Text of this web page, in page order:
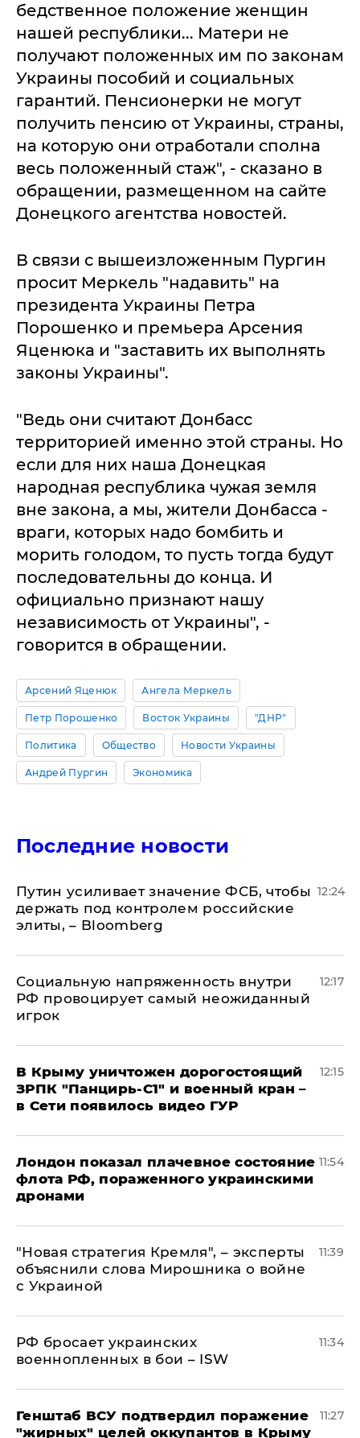
бедственное положение женщин
нашей республики... Матери не
получают положенных им по законам
Украины пособий и социальных
гарантий. Пенсионерки не могут
получить пенсию от Украины, страны,
на которую они отработали сполна
весь положенный стаж", - сказано в
обращении, размещенном на сайте
Донецкого агентства новостей.
В связи с вышеизложенным Пургин
просит Меркель "надавить" на
президента Украины Петра
Порошенко и премьера Арсения
Яценюка и "заставить их выполнять
законы Украины".
"Ведь они считают Донбасс
территорией именно этой страны. Но
если для них наша Донецкая
народная республика чужая земля
вне закона, а мы, жители Донбасса -
враги, которых надо бомбить и
морить голодом, то пусть тогда будут
последовательны до конца. И
официально признают нашу
независимость от Украины", -
говорится в обращении.
Арсений Яценюк Ангела Меркель
Петр Порошенко Восток Украины "ДНР"
Политика Общество Новости Украины
Андрей Пургин Экономика
Последние новости
Путин усиливает значение ФСБ, чтобы
держать под контролем российские
элиты, – Bloomberg
12:24
Социальную напряженность внутри
РФ провоцирует самый неожиданный
игрок
12:17
В Крыму уничтожен дорогостоящий
ЗРПК "Панцирь-С1" и военный кран –
в Сети появилось видео ГУР
12:15
Лондон показал плачевное состояние
флота РФ, пораженного украинскими
дронами
11:54
"Новая стратегия Кремля", – эксперты
объяснили слова Мирошника о войне
с Украиной
11:39
РФ бросает украинских
военнопленных в бои – ISW
11:34
Генштаб ВСУ подтвердил поражение
"жирных" целей оккупантов в Крыму
11:27